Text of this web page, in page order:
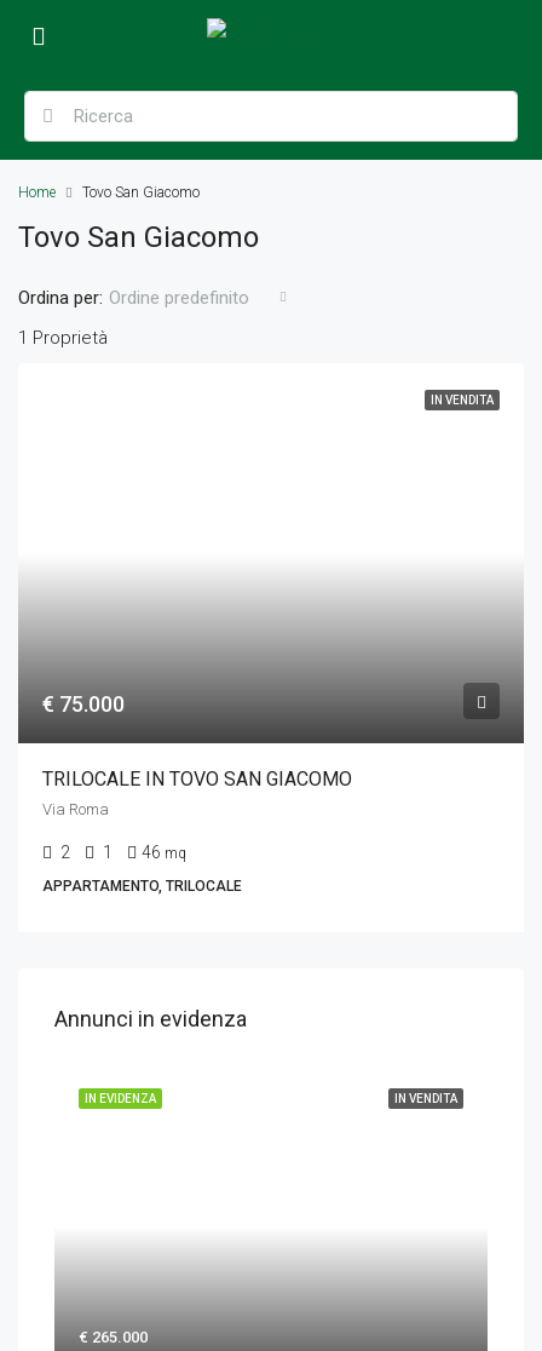
Home Tovo San Giacomo
Tovo San Giacomo
1 Proprietà
Ordina per: Ordine predefinito
IN VENDITA
€ 75.000
TRILOCALE IN TOVO SAN GIACOMO
Via Roma
2 1 46 mq
APPARTAMENTO, TRILOCALE
Annunci in evidenza
IN VENDITA
IN EVIDENZA
€ 265.000